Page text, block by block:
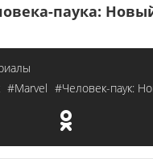
паука:
#Marvel #Человек-паук: